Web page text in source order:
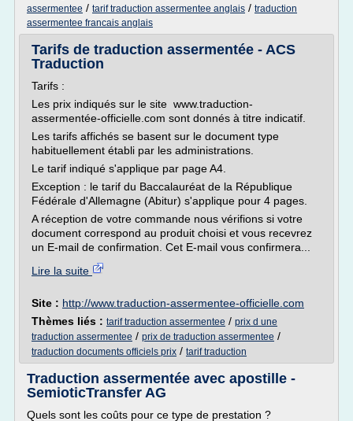
assermentee / tarif traduction assermentee anglais / traduction
assermentee francais anglais
Tarifs de traduction assermentée - ACS
Traduction
Tarifs :
Les prix indiqués sur le site www.traduction-
assermentée-officielle.com sont donnés à titre indicatif.
Les tarifs affichés se basent sur le document type
habituellement établi par les administrations.
Le tarif indiqué s'applique par page A4.
Exception : le tarif du Baccalauréat de la République
Fédérale d'Allemagne (Abitur) s'applique pour 4 pages.
A réception de votre commande nous vérifions si votre
document correspond au produit choisi et vous recevrez
un E-mail de confirmation. Cet E-mail vous confirmera...
Lire la suite
Site : http://www.traduction-assermentee-officielle.com
Thèmes liés : tarif traduction assermentee / prix d une
traduction assermentee / prix de traduction assermentee /
traduction documents officiels prix / tarif traduction
Traduction assermentée avec apostille -
SemioticTransfer AG
Quels sont les coûts pour ce type de prestation ?